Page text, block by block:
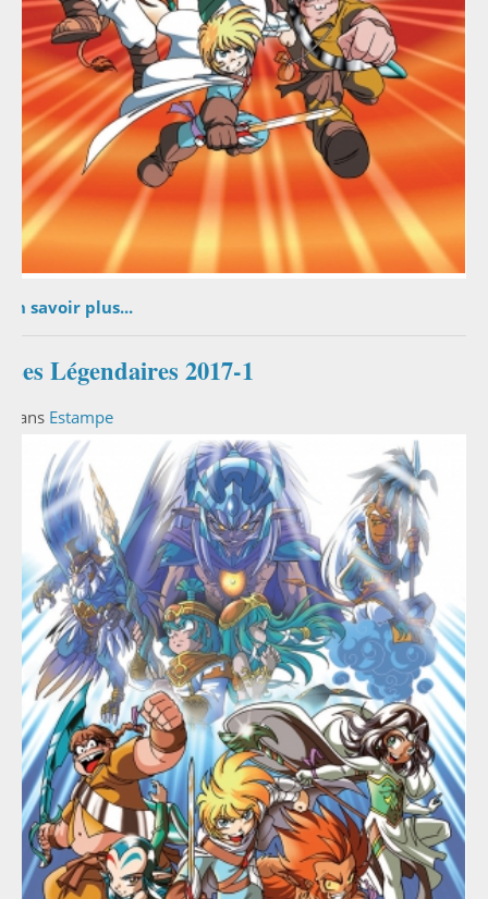
En savoir plus...
Les Légendaires 2017-1
Dans Estampe